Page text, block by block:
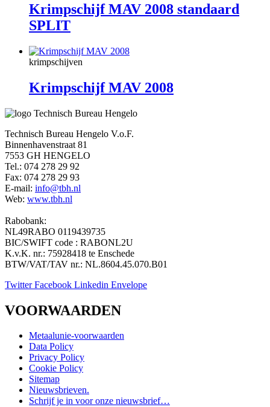
Krimpschijf MAV 2008 standaard
SPLIT
krimpschijven
Krimpschijf MAV 2008
Technisch Bureau Hengelo V.o.F.
Binnenhavenstraat 81
7553 GH HENGELO
Tel.: 074 278 29 92
Fax: 074 278 29 93
E-mail: info@tbh.nl
Web: www.tbh.nl
Rabobank:
NL49RABO 0119439735
BIC/SWIFT code : RABONL2U
K.v.K. nr.: 75928418 te Enschede
BTW/VAT/TAV nr.: NL.8604.45.070.B01
Twitter Facebook Linkedin Envelope
VOORWAARDEN
Metaalunie-voorwaarden
Data Policy
Privacy Policy
Cookie Policy
Sitemap
Nieuwsbrieven.
Schrijf je in voor onze nieuwsbrief…